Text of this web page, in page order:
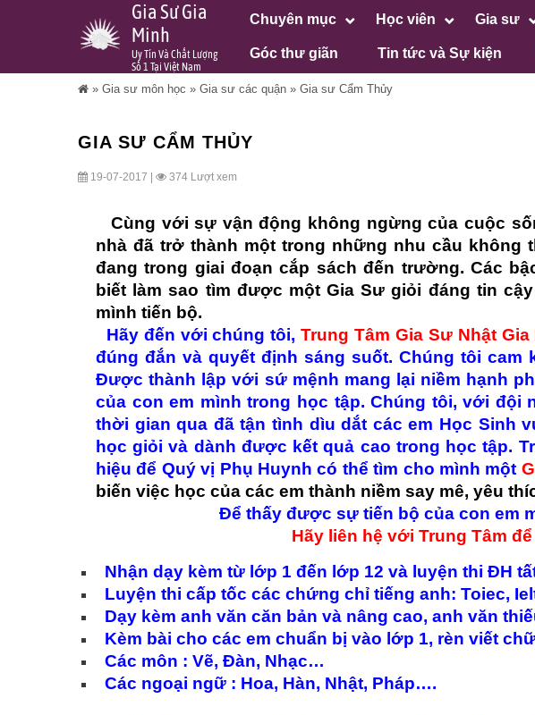
Gia Sư Gia
Minh
Uy Tín Và Chất Lượng
Số 1 Tại Việt Nam
Chuyên mục Học viên Gia sư
Góc thư giãn Tin tức và Sự kiện
» Gia sư môn học » Gia sư các quận » Gia sư Cẩm Thủy
GIA SƯ CẨM THỦY
19-07-2017 | 374 Lượt xem
Cùng với sự vận động không ngừng của cuộc
nhà đã trở thành một trong những nhu cầu không
đang trong giai đoạn cắp sách đến trường. Các
biết làm sao tìm được một Gia Sư giỏi đáng tin
mình tiến bộ.
Hãy đến với chúng tôi,Trung Tâm Gia Sư Nhật Gia
đúng đắn và quyết định sáng suốt. Chúng tôi cam
Được thành lập với sứ mệnh mang lại niềm hạnh
của con em mình trong học tập. Chúng tôi, với đội
thời gian qua đã tận tình dìu dắt các em Học Sinh
học giỏi và dành được kết quả cao trong học tập.
hiệu để Quý vị Phụ Huynh có thể tìm cho mình một
biến việc học của các em thành niềm say mê, yêu
Để thấy được sự tiến bộ của con em
Hãy liên hệ với Trung Tâm
Nhận dạy kèm từ lớp 1 đến lớp 12 và luyện thi ĐH
Luyện thi cấp tốc các chứng chỉ tiếng anh: Toiec,
Dạy kèm anh văn căn bản và nâng cao, anh văn
Kèm bài cho các em chuẩn bị vào lớp 1, rèn viết
Các môn : Vẽ, Đàn, Nhạc…
Các ngoại ngữ : Hoa, Hàn, Nhật, Pháp….